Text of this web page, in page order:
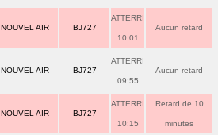
NOUVEL AIR BJ727
ATTERRI
10:01
Aucun retard
NOUVEL AIR BJ727
ATTERRI
09:55
Aucun retard
NOUVEL AIR BJ727
ATTERRI
10:15
Retard de 10
minutes